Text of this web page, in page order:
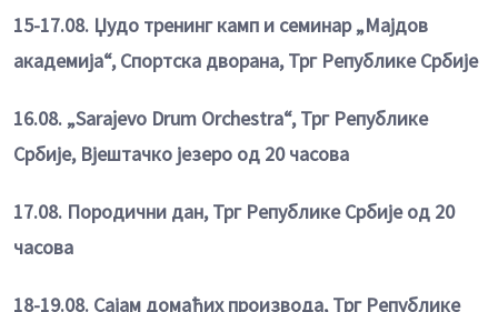
15-17.08. Џудо тренинг камп и семинар „Мајдов
академија“, Спортска дворана, Трг Републике Србије
16.08. „Sarajevo Drum Orchestra“, Трг Републике
Србије, Вјештачко језеро од 20 часова
17.08. Породични дан, Трг Републике Србије од 20
часова
18-19.08. Сајам домаћих производа, Трг Републике